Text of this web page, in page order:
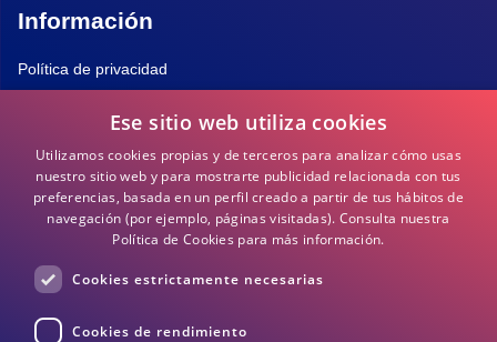
Información
Política de privacidad
Política de Cookies
Términos y Condiciones
Preguntas frecuentes
DEA / DESA Información
Ese sitio web utiliza cookies
Utilizamos cookies propias y de terceros para analizar cómo usas
nuestro sitio web y para mostrarte publicidad relacionada con tus
preferencias, basada en un perfil creado a partir de tus hábitos de
navegación (por ejemplo, páginas visitadas). Consulta nuestra
Política de Cookies para más información.
Cookies estrictamente necesarias
Cookies de rendimiento